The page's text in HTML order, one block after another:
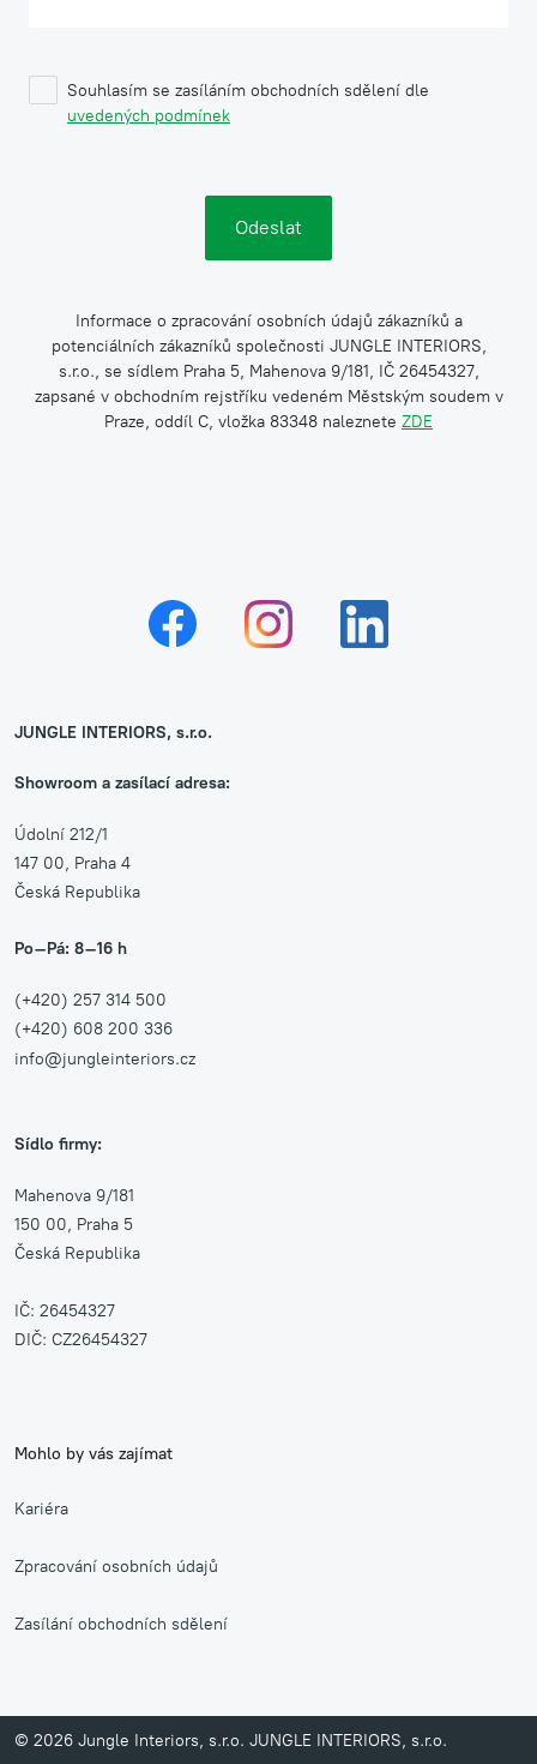
Souhlasím se zasíláním obchodních sdělení dle
uvedených podmínek
Informace o zpracování osobních údajů zákazníků a
potenciálních zákazníků společnosti JUNGLE INTERIORS,
s.r.o., se sídlem Praha 5, Mahenova 9/181, IČ 26454327,
zapsané v obchodním rejstříku vedeném Městským soudem v
Praze, oddíl C, vložka 83348 naleznete ZDE
JUNGLE INTERIORS, s.r.o.
Showroom a zasílací adresa:
Údolní 212/1
147 00, Praha 4
Česká Republika
Po–Pá: 8–16 h
(+420) 257 314 500
(+420) 608 200 336
info@jungleinteriors.cz
Sídlo firmy:
Mahenova 9/181
150 00, Praha 5
Česká Republika
IČ: 26454327
DIČ: CZ26454327
Mohlo by vás zajímat
Kariéra
Zpracování osobních údajů
Zasílání obchodních sdělení
© 2026 Jungle Interiors, s.r.o. JUNGLE INTERIORS, s.r.o.